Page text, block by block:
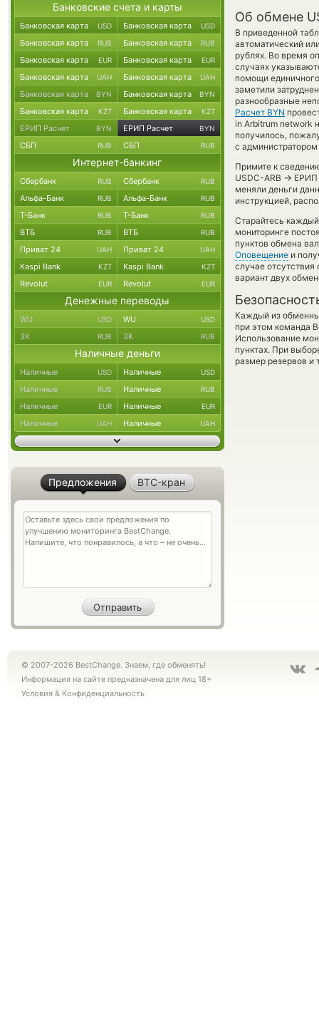
Об обмене
В приведенной
автоматический
рублях. Во время
случаях
помощи
заметили
разнообразные
Расчет BYN
in Arbitrum network
получилось,
с
Примите к
USDC-ARB → ЕРИП
меняли деньги
инструкцией,
Старайтесь
мониторинге
пунктов обмена
Оповещение и
случае
вариант двух
Каждый из
при этом команда
Использование
пунктах. При
размер резервов и
Банковские счета и карты
Банковская карта USD Банковская карта USD
Банковская карта RUB Банковская карта RUB
Банковская карта EUR Банковская карта EUR
Банковская карта UAH Банковская карта UAH
Банковская карта BYN Банковская карта BYN
Банковская карта KZT Банковская карта KZT
ЕРИП Расчет BYN ЕРИП Расчет BYN
СБП RUB СБП RUB
Интернет-банкинг
Сбербанк RUB Сбербанк RUB
Альфа-Банк RUB Альфа-Банк RUB
Т-Банк RUB Т-Банк RUB
ВТБ RUB ВТБ RUB
Приват 24 UAH Приват 24 UAH
Kaspi Bank KZT Kaspi Bank KZT
Revolut EUR Revolut EUR
Денежные переводы
WU USD WU USD
ЗК RUB ЗК RUB
Наличные деньги
Наличные USD Наличные USD
Наличные RUB Наличные RUB
Наличные EUR Наличные EUR
Наличные UAH Наличные UAH
Предложения BTC-кран
© 2007-2026 BestChange. Знаем, где обменять!
Информация на сайте предназначена для лиц 18+
Условия & Конфиденциальность